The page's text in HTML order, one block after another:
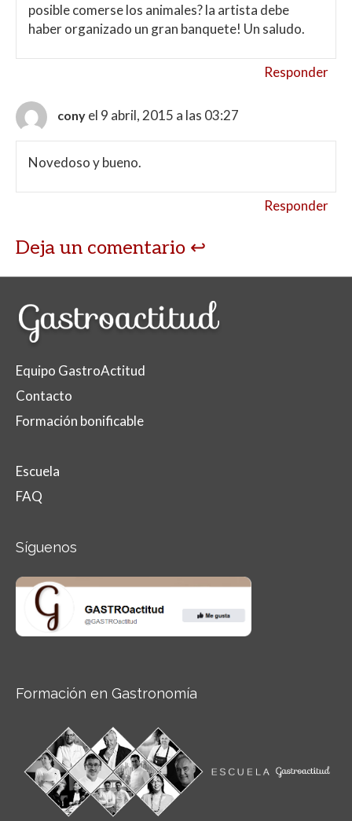
posible comerse los animales? la artista debe
haber organizado un gran banquete! Un saludo.
Responder
cony el 9 abril, 2015 a las 03:27
Novedoso y bueno.
Responder
Deja un comentario
Equipo GastroActitud
Contacto
Formación bonificable
Escuela
FAQ
Síguenos
Formación en Gastronomía